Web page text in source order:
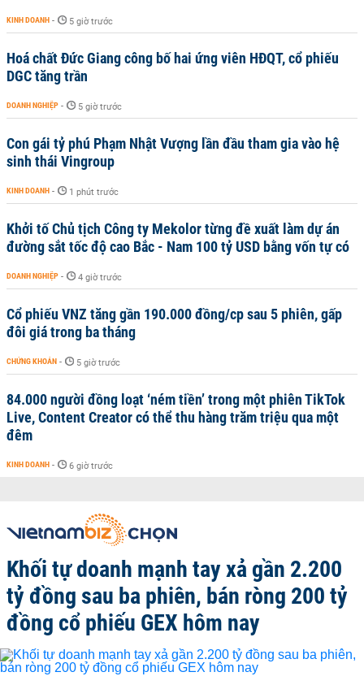
KINH DOANH - 5 giờ trước
Hoá chất Đức Giang công bố hai ứng viên HĐQT, cổ phiếu
DGC tăng trần
DOANH NGHIỆP - 5 giờ trước
Con gái tỷ phú Phạm Nhật Vượng lần đầu tham gia vào hệ
sinh thái Vingroup
KINH DOANH - 1 phút trước
Khởi tố Chủ tịch Công ty Mekolor từng đề xuất làm dự án
đường sắt tốc độ cao Bắc - Nam 100 tỷ USD bằng vốn tự có
DOANH NGHIỆP - 4 giờ trước
Cổ phiếu VNZ tăng gần 190.000 đồng/cp sau 5 phiên, gấp
đôi giá trong ba tháng
CHỨNG KHOÁN - 5 giờ trước
84.000 người đồng loạt ‘ném tiền’ trong một phiên TikTok
Live, Content Creator có thể thu hàng trăm triệu qua một
đêm
KINH DOANH - 6 giờ trước
Khối tự doanh mạnh tay xả gần 2.200
tỷ đồng sau ba phiên, bán ròng 200 tỷ
đồng cổ phiếu GEX hôm nay